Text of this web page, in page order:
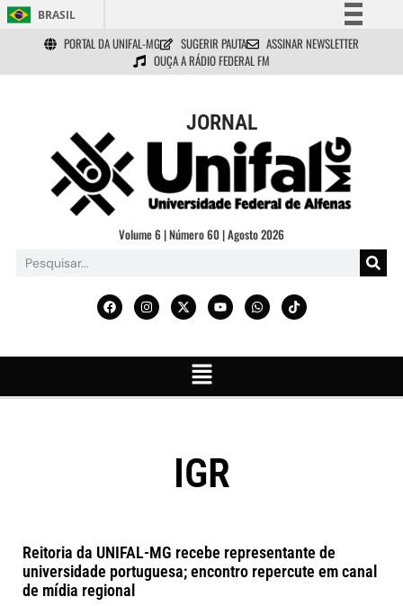
BRASIL
Simplifique!
Comunica BR
Acesso à informação
Legislação
Canais
PORTAL DA UNIFAL-MG SUGERIR PAUTA
ASSINAR NEWSLETTER
OUÇA A RÁDIO FEDERAL FM
JORNAL
Volume 6 | Número 60 | Agosto 2026
IGR
Reitoria da UNIFAL-MG recebe representante de
universidade portuguesa; encontro repercute em canal
de mídia regional